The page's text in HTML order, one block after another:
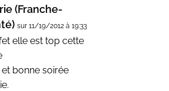
(Franche-
sur 11/19/2012 à 19:33
elle est top cette
et bonne soirée